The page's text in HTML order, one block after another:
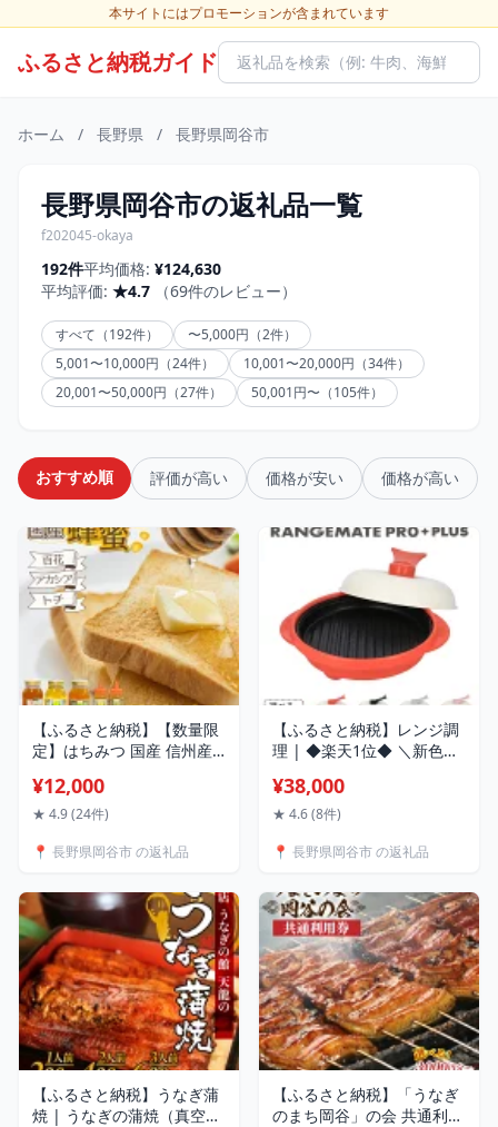
本サイトにはプロモーションが含まれています
ふるさと納税ガイド
ホーム / 長野県 / 長野県岡谷市
長野県岡谷市の返礼品一覧
f202045-okaya
192件平均価格: ¥124,630
平均評価: ★4.7 （69件のレビュー）
すべて（192件）
〜5,000円（2件）
5,001〜10,000円（24件）
10,001〜20,000円（34件）
20,001〜50,000円（27件）
50,001円〜（105件）
おすすめ順 評価が高い 価格が安い 価格が高い
【ふるさと納税】【数量限
定】はちみつ 国産 信州産
カシア 百花蜜 トチ蜜 アカ
シア蜜 1kg以上 ハチミツ
純粋はちみつ 長野県産百花
納税
¥12,000
★ 4.9 (24件)
📍 長野県岡谷市 の返礼品
【ふるさと納税】レンジ調
理 | ◆楽天1位◆ ＼新色登
品 レンジメート プロ プラ
ス | 電子レンジ専用調理器
理器 レンジ レンジメイト
ンジ調理器 レンジ調理器
レンジメイトプロ レンジ
メートプロ
¥38,000
★ 4.6 (8件)
📍 長野県岡谷市 の返礼品
【ふるさと納税】うなぎ蒲
焼 | うなぎの蒲焼（真空パ
【ふるさと納税】「うなぎ
のまち岡谷」の会 共通利用